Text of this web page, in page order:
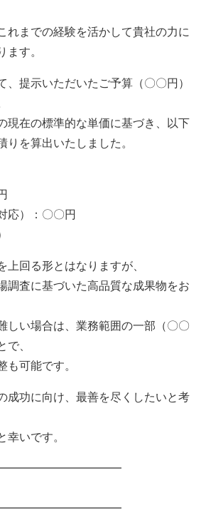
れまでの経験を活かして貴社の力に
す。
、提示いただいたご予算（〇〇円）
現在の標準的な単価に基づき、以下
を算出いたしました。
応）：〇〇円
回る形とはなりますが、
調査に基づいた高品質な成果物をお
しい場合は、業務範囲の一部（〇〇
、
可能です。
成功に向け、最善を尽くしたいと考
いです。